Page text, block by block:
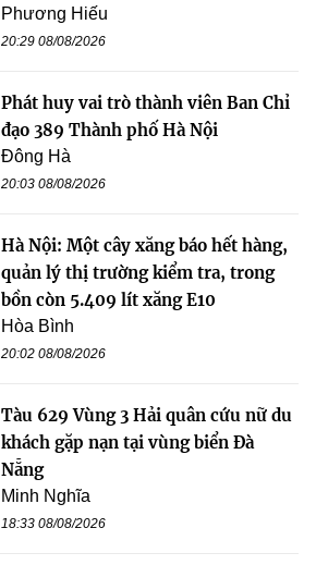
Phương Hiếu
20:29 08/08/2026
Phát huy vai trò thành viên Ban Chỉ
đạo 389 Thành phố Hà Nội
Đông Hà
20:03 08/08/2026
Hà Nội: Một cây xăng báo hết hàng,
quản lý thị trường kiểm tra, trong
bồn còn 5.409 lít xăng E10
Hòa Bình
20:02 08/08/2026
Tàu 629 Vùng 3 Hải quân cứu nữ du
khách gặp nạn tại vùng biển Đà
Nẵng
Minh Nghĩa
18:33 08/08/2026